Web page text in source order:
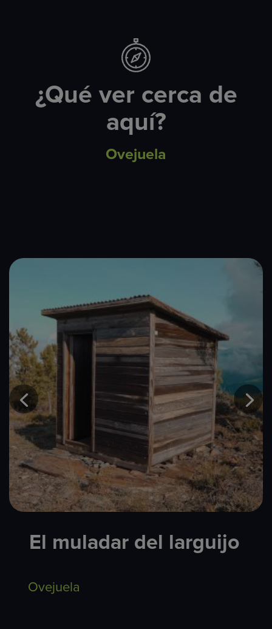
¿Qué ver cerca de
aquí?
Ovejuela
El muladar del larguijo
Ovejuela